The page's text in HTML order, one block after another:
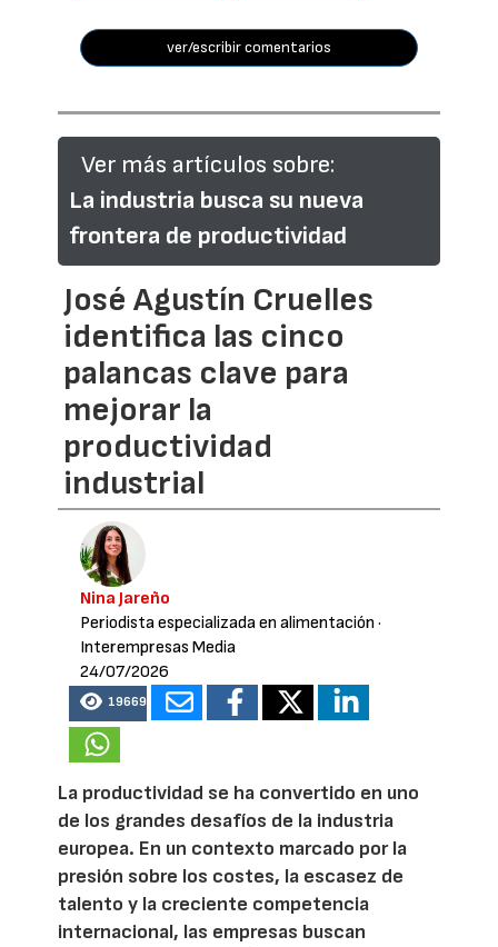
ver/escribir comentarios
Ver más artículos sobre:
La industria busca su nueva
frontera de productividad
José Agustín Cruelles
identifica las cinco
palancas clave para
mejorar la
productividad
industrial
Nina Jareño
Periodista especializada en alimentación ·
Interempresas Media
24/07/2026
19669
La productividad se ha convertido en uno
de los grandes desafíos de la industria
europea. En un contexto marcado por la
presión sobre los costes, la escasez de
talento y la creciente competencia
internacional, las empresas buscan